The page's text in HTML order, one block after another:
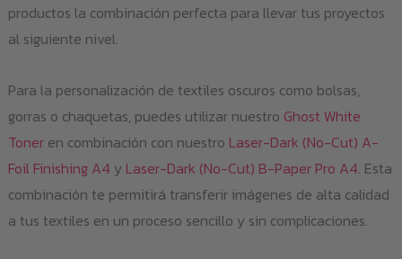
productos la combinación perfecta para llevar tus proyectos
al siguiente nivel.
Para la personalización de textiles oscuros como bolsas,
gorras o chaquetas, puedes utilizar nuestro Ghost White
Toneren combinación con nuestro Laser-Dark (No-Cut) A-
Foil Finishing A4 y Laser-Dark (No-Cut) B-Paper Pro A4. Esta
combinación te permitirá transferir imágenes de alta calidad
a tus textiles en un proceso sencillo y sin complicaciones.